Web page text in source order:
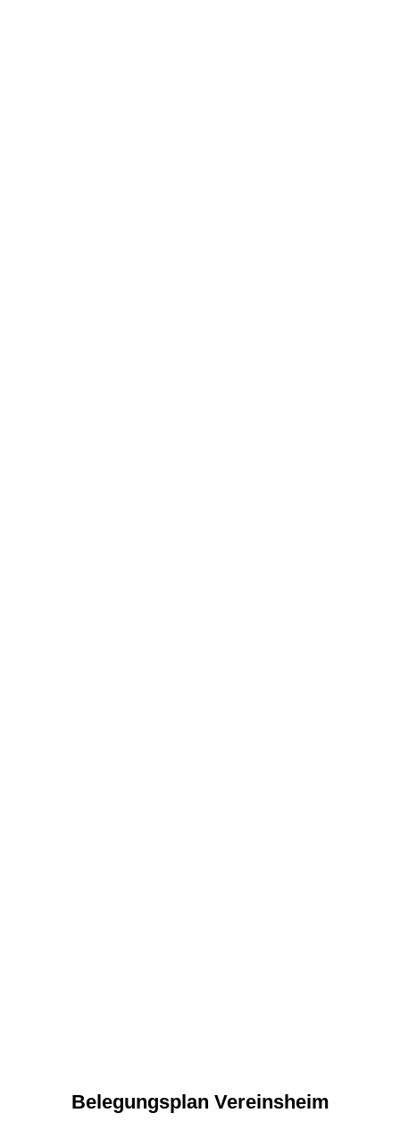
Belegungsplan Vereinsheim